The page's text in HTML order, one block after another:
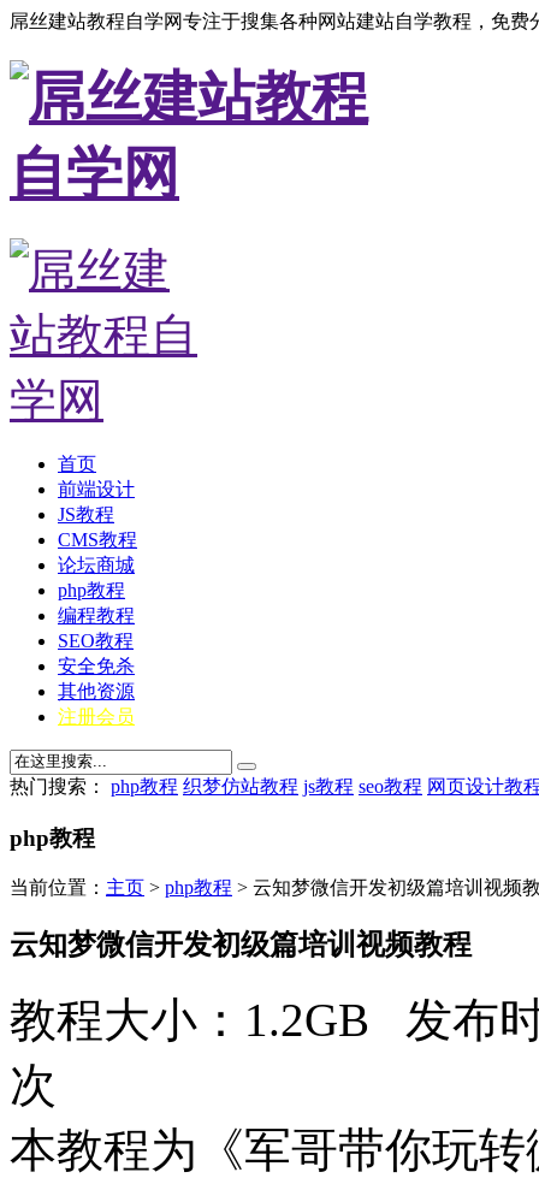
屌丝建站教程自学网专注于搜集各种网站建站自学教程，免
首页
前端设计
JS教程
CMS教程
论坛商城
php教程
编程教程
SEO教程
安全免杀
其他资源
注册会员
热门搜索： php教程 织梦仿站教程 js教程 seo教程 网页设计教
php教程
当前位置： 主页 > php教程 > 云知梦微信开发初级篇培训视频
云知梦微信开发初级篇培训视频教程
教程大小：1.2GB 发布
次
本教程为《军哥带你玩